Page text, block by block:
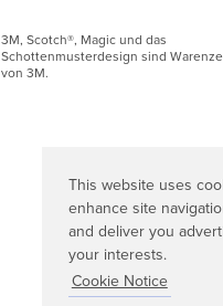
This website uses
enhance site
and deliver you
your interests.
Cookie Notice
3M, Scotch®, Magic und das
Schottenmusterdesign sind
von 3M.